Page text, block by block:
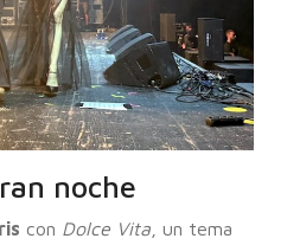
noche
con Dolce Vita , un tema